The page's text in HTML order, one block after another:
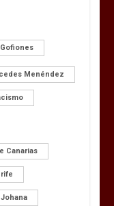
Menéndez
Canarias